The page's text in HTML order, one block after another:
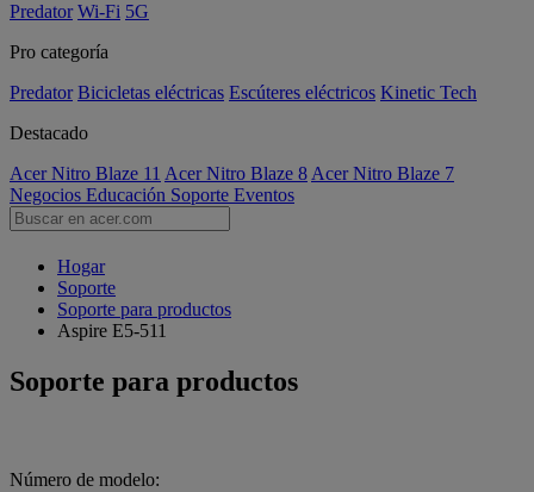
Predator Wi-Fi 5G
Pro categoría
Predator Bicicletas eléctricas Escúteres eléctricos Kinetic Tech
Destacado
Acer Nitro Blaze 11 Acer Nitro Blaze 8 Acer Nitro Blaze 7
Negocios Educación Soporte Eventos
Hogar
Soporte
Soporte para productos
Aspire E5-511
Soporte para productos
Número de modelo: